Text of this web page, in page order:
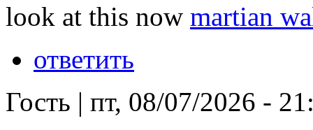
look at this now martian
ответить
Гость | пт, 08/07/2026 -